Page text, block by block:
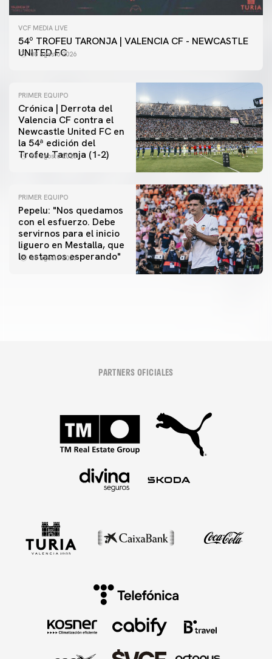
VCF MEDIA LIVE
54º TROFEU TARONJA | VALENCIA CF - NEWCASTLE
UNITED FC
08 agosto 2026
PRIMER EQUIPO
Crónica | Derrota del
Valencia CF contra el
Newcastle United FC en
la 54ª edición del
Trofeu Taronja (1-2)
08 agosto 2026
PRIMER EQUIPO
Pepelu: "Nos quedamos
con el esfuerzo. Debe
servirnos para el inicio
liguero en Mestalla, que
lo estamos esperando"
08 agosto 2026
PRIMER EQUIPO
Las fotos del Valencia CF-Newcastle United FC
PARTNERS OFICIALES